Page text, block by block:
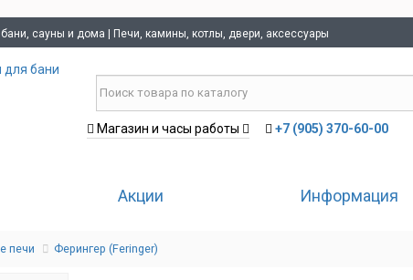
сауны и дома | Печи, камины, котлы, двери, аксессуары
Магазин и часы работы +7 (905) 370-60-00
Акции Информация
печи Ферингер (Feringer)